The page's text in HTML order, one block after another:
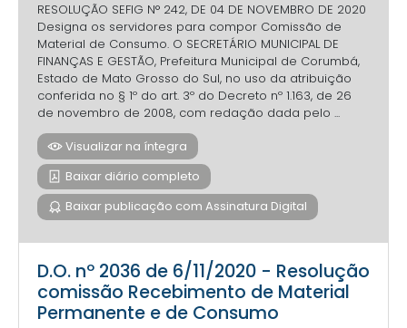
RESOLUÇÃO SEFIG N° 242, DE 04 DE NOVEMBRO DE 2020
Designa os servidores para compor Comissão de
Material de Consumo. O SECRETÁRIO MUNICIPAL DE
FINANÇAS E GESTÃO, Prefeitura Municipal de Corumbá,
Estado de Mato Grosso do Sul, no uso da atribuição
conferida no § 1º do art. 3º do Decreto nº 1.163, de 26
de novembro de 2008, com redação dada pelo ...
Visualizar na íntegra
Baixar diário completo
Baixar publicação com Assinatura Digital
D.O. nº 2036 de 6/11/2020 - Resolução
comissão Recebimento de Material
Permanente e de Consumo